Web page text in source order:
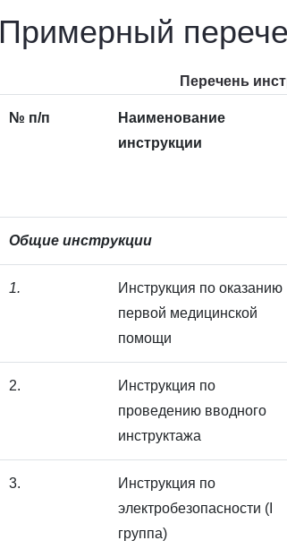
Примерный
Перечень
№ п/п
Наименование
инструкции
Общие инструкции
1.
Инструкция по оказанию
первой медицинской
помощи
2.
Инструкция по
проведению вводного
инструктажа
3.
Инструкция по
электробезопасности (I
группа)